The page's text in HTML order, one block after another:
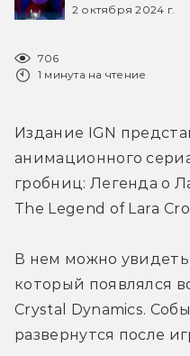
2 октября 2024 г.
706
1 минута на чтение
Издание IGN
анимационного
гробниц: Легенда о
The Legend of Lara
В нем можно
который появлялся
Crystal Dynamics.
развернутся после